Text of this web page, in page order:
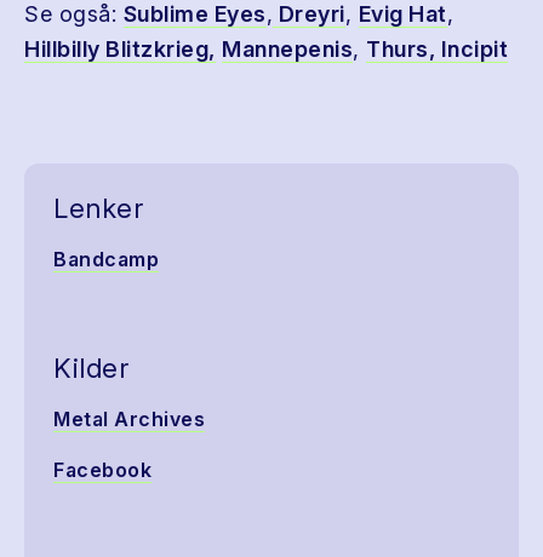
Se også: Sublime Eyes, Dreyri, Evig Hat,
Hillbilly Blitzkrieg, Mannepenis, Thurs, Incipit
Lenker
Bandcamp
Kilder
Metal Archives
Facebook